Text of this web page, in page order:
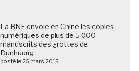
La BNF envoie en Chine les copies
numériques de plus de 5 000
manuscrits des grottes de
Dunhuang
posté le 25 mars 2018